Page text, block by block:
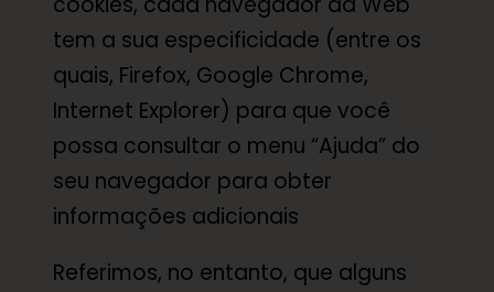
tem a sua especificidade (entre os
quais, Firefox, Google Chrome,
Internet Explorer) para que você
possa consultar o menu “Ajuda” do
seu navegador para obter
informações adicionais
Referimos, no entanto, que alguns